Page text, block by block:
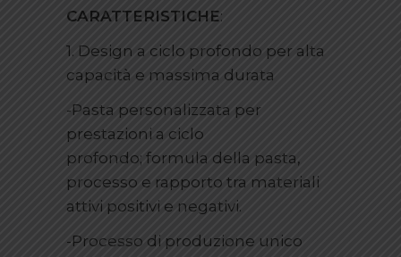
CARATTERISTICHE:
1. Design a ciclo profondo per alta
capacità e massima durata
-Pasta personalizzata per
prestazioni a ciclo
profondo; formula della pasta,
processo e rapporto tra materiali
attivi positivi e negativi.
-Processo di produzione unico